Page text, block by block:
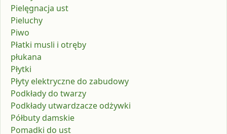
Pielęgnacja ust
Pieluchy
Piwo
Płatki musli i otręby
płukana
Płytki
Płyty elektryczne do zabudowy
Podkłady do twarzy
Podkłady utwardzacze odżywki
Półbuty damskie
Pomadki do ust